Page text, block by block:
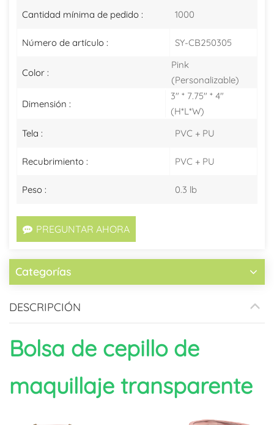
Cantidad mínima de pedido : 1000
Número de artículo : SY-CB250305
Color :
Pink
(Personalizable)
Dimensión :
3" * 7.75" * 4"
(H*L*W)
Tela :
PVC + PU
Recubrimiento : PVC + PU
Peso : 0.3 lb
PREGUNTAR AHORA
Categorías
DESCRIPCIÓN
Bolsa de cepillo de
maquillaje transparente